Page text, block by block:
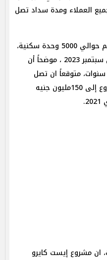
العملاء ومدة سداد تصل
ولفت عاطف إلى أن المشروع يضم حوالي 5000 وحدة سكنية،
وأن بداية التسليمات سيكون فى سبتمبر 2023 ، موضحاً أن
مدة التنفيذ ستستغرق حوالي 8 سنوات، متوقعاً ان تصل
مبيعات المرحلة الأولى من المشروع إلى 150مليون جنيه
ان مشروع إيست كايرو